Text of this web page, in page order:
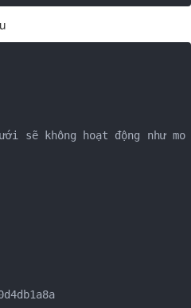
sẽ không hoạt động như mo